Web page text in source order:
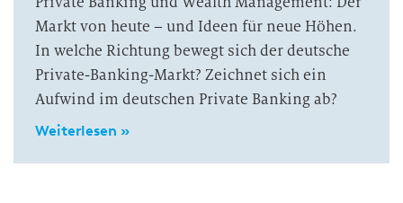
Markt von heute – und Ideen für neue Höhen.
In welche Richtung bewegt sich der deutsche
Private-Banking-Markt? Zeichnet sich ein
Aufwind im deutschen Private Banking ab?
Weiterlesen »